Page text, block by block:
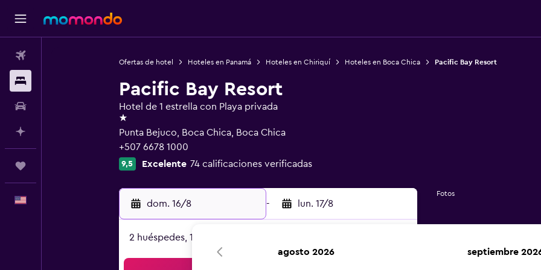
Ofertas de hotel Hoteles en Panamá Hoteles en Chiriquí Hoteles en Boca Chica Pacific Bay Resort
Pacific Bay Resort
Hotel de 1 estrella con Playa privada
1 estrella
Punta Bejuco, Boca Chica, Boca Chica
+507 6678 1000
9,5 Excelente 74 calificaciones verificadas
dom. 16/8 - lun. 17/8
2 huéspedes, 1 habitación
Fotos
agosto 2026 septiembre